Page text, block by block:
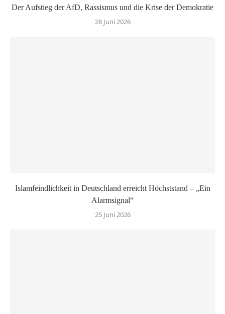
Der Aufstieg der AfD, Rassismus und die Krise der Demokratie
28 Juni 2026
Islamfeindlichkeit in Deutschland erreicht Höchststand – „Ein
Alarmsignal“
25 Juni 2026